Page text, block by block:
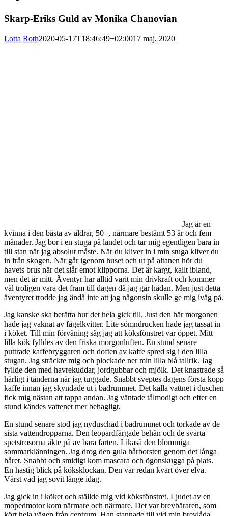
Skarp-Eriks Guld av Monika Chanovian
Lotta Roth2020-05-17T18:46:49+02:0017 maj, 2020|
Jag är en
kvinna i den bästa av åldrar, 50+, närmare bestämt 53 år och fem
månader. Jag bor i en stuga på landet och tar mig egentligen bara in
till stan när jag absolut måste. När du kliver in i min stuga kliver du
in från skogen. När går igenom huset och ut på altanen hör du
havets brus när det slår emot klipporna. Det är kargt, kallt ibland,
men det är mitt. Äventyr har alltid varit min drivkraft och kommer
väl troligen vara det fram till dagen då jag går hädan. Men just detta
äventyret trodde jag ändå inte att jag någonsin skulle ge mig iväg på.
Jag kanske ska berätta hur det hela gick till. Just den här morgonen
hade jag vaknat av fågelkvitter. Lite sömndrucken hade jag tassat in
i köket. Till min förvåning såg jag att köksfönstret var öppet. Mitt
lilla kök fylldes av den friska morgonluften. En stund senare
puttrade kaffebryggaren och doften av kaffe spred sig i den lilla
stugan. Jag sträckte mig och plockade ner min lilla blå tallrik. Jag
fyllde den med havrekuddar, jordgubbar och mjölk. Det knastrade så
härligt i tänderna när jag tuggade. Snabbt sveptes dagens första kopp
kaffe innan jag skyndade ut i badrummet. Det kalla vattnet i duschen
fick mig nästan att tappa andan. Jag väntade tålmodigt och efter en
stund kändes vattenet mer behagligt.
En stund senare stod jag nyduschad i badrummet och torkade av de
sista vattendropparna. Den leopardfärgade behån och de svarta
spetstrosorna åkte på av bara farten. Likaså den blommiga
sommarklänningen. Jag drog den gula hårborsten genom det långa
håret. Snabbt och smidigt kom mascara och ögonskugga på plats.
En hastig blick på köksklockan. Den var redan kvart över elva.
Värst vad jag sovit länge idag.
Jag gick in i köket och ställde mig vid köksfönstret. Ljudet av en
mopedmotor kom närmare och närmare. Det var brevbäraren, som